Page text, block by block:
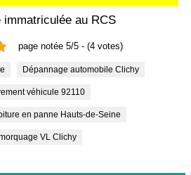
immatriculée au RCS
page notée 5/5 - (4 votes)
Dépannage automobile Clichy
véhicule 92110
en panne Hauts-de-Seine
VL Clichy